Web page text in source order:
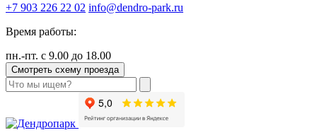
+7 903 226 22 02 info@dendro-park.ru
Время работы:
пн.-пт. с 9.00 до 18.00
Смотреть схему проезда